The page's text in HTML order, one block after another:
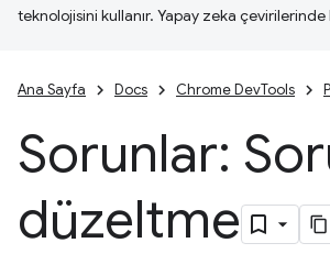
teknolojisini kullanır. Yapay zeka
Ana Sayfa Docs Chrome DevTools
Sorunlar:
düzeltme